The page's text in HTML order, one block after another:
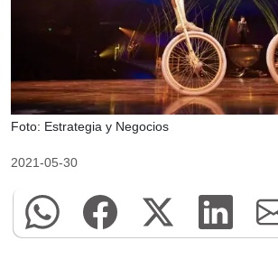
Foto: Estrategia y Negocios
2021-05-30